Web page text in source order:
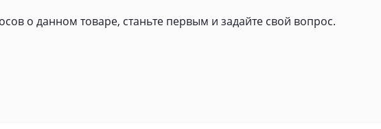
о данном товаре, станьте первым и задайте свой вопрос.